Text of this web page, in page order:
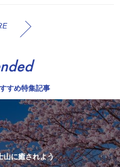
すめ特集記事
山に癒されよう